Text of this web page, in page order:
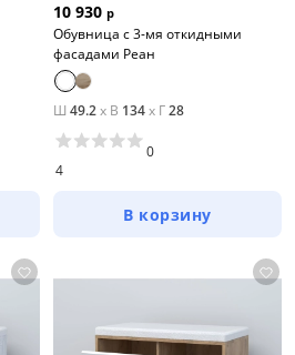
10 930 р
Обувница с 3-мя откидными
фасадами Реан
Ш 49.2x В 134x Г28
4
0
В корзину